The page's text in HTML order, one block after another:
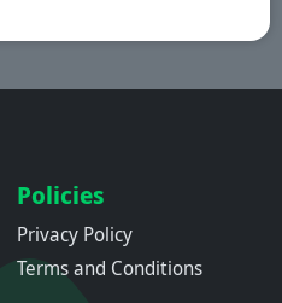
Policies
Privacy Policy
Terms and Conditions